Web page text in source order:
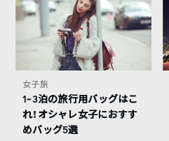
女子旅
1~3泊の旅行用バッグはこ
れ！オシャレ女子におすす
めバッグ5選